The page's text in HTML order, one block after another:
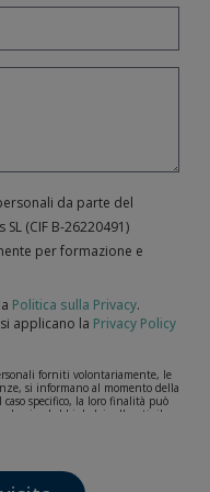
da parte del
(CIF B-­26220491)
per formazione e
Politica sulla Privacy.
applicano la Privacy Policy
forniti volontariamente, le
si informano al momento della
caso specifico, la loro finalità può
o dubbi da lei sollevati, il
e commerciale dei
confidenziali e saranno